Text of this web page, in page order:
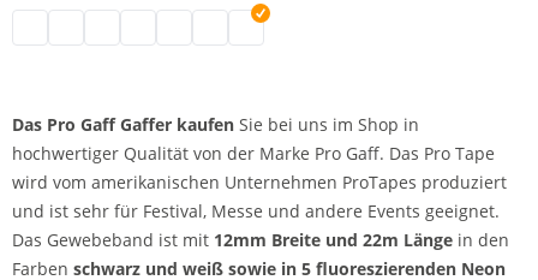
Pro Gaff Gaffer | schwarz
Pro Gaff Gaffer | weiß
Pro Gaff Gaffer | neongelb
Pro Gaff Gaffer | neonorange
Pro Gaff Gaffer | neonpink
Pro Gaff Gaffer | neonblau
Das Pro Gaff Gaffer kaufen Sie bei uns im Shop in
hochwertiger Qualität von der Marke Pro Gaff. Das Pro Tape
wird vom amerikanischen Unternehmen ProTapes produziert
und ist sehr für Festival, Messe und andere Events geeignet.
Das Gewebeband ist mit 12mm Breite und 22m Länge in den
Farben schwarz und weiß sowie in 5 fluoreszierenden Neon